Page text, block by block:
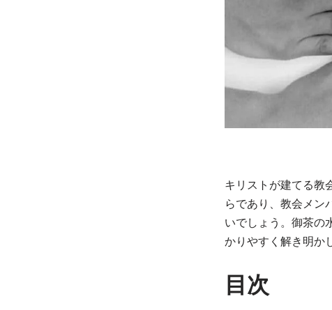
キリストが建てる教
らであり、教会メン
いでしょう。御茶の
かりやすく解き明か
目次